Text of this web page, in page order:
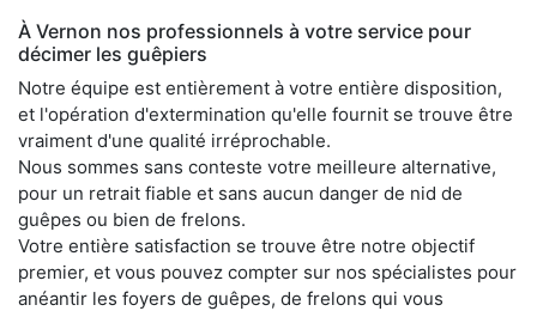
À Vernon nos professionnels à votre service pour
décimer les guêpiers
Notre équipe est entièrement à votre entière disposition,
et l'opération d'extermination qu'elle fournit se trouve être
vraiment d'une qualité irréprochable.
Nous sommes sans conteste votre meilleure alternative,
pour un retrait fiable et sans aucun danger de nid de
guêpes ou bien de frelons.
Votre entière satisfaction se trouve être notre objectif
premier, et vous pouvez compter sur nos spécialistes pour
anéantir les foyers de guêpes, de frelons qui vous